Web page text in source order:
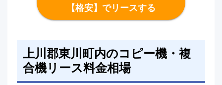
【格安】でリースする
上川郡東川町内のコピー機・複
合機リース料金相場